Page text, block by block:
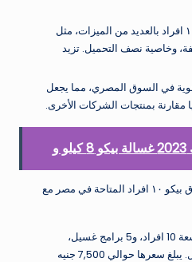
الميزات: تتوفر غسالة اطباق بيكو ١٠ افراد بالعديد من الميزات، مثل
وخاصية نصف التحميل. تزيد
قوية في السوق المصري، مما يجعل
مقارنة بمنتجات الشركات الأخرى.
فيما يلي بعض موديلات غسالة اطباق بيكو ١٠ افراد المتاحة في مصر مع
DFS05012S: تتميز هذه الغسالة بسعة 10 افراد، و5 برامج غسيل،
ونظام البخار، وخاصية نصف التحميل. يبلغ سعرها حوالي 7,500 جنيه